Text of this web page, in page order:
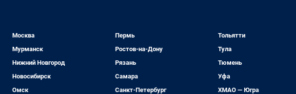
Москва
Мурманск
Нижний Новгород
Новосибирск
Омск
Пермь
Ростов-на-Дону
Рязань
Самара
Санкт-Петербург
Тольятти
Тула
Тюмень
Уфа
ХМАО — Югра